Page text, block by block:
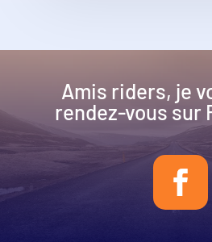
Amis riders, je
rendez-vous sur